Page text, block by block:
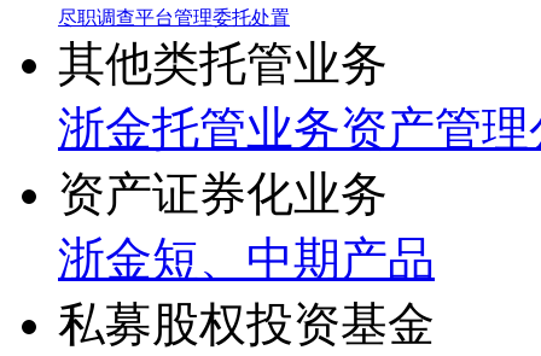
尽职调查平台管理委托处置
其他类托管业务
浙金托管业务资产管
资产证券化业务
浙金短、中期产品
私募股权投资基金